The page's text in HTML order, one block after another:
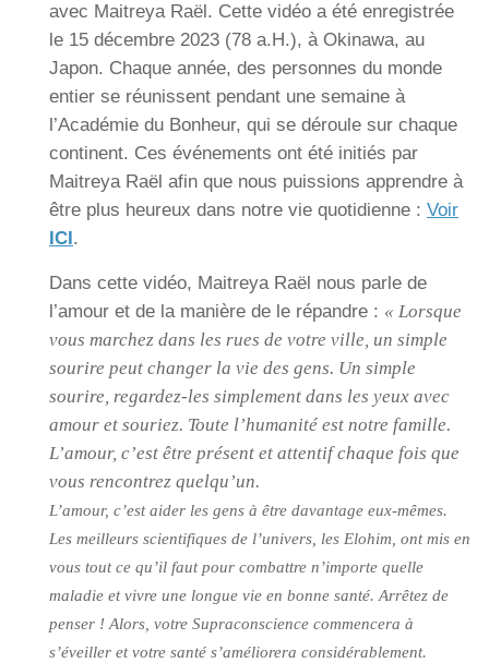
avec Maitreya Raël. Cette vidéo a été enregistrée
le 15 décembre 2023 (78 a.H.), à Okinawa, au
Japon. Chaque année, des personnes du monde
entier se réunissent pendant une semaine à
l’Académie du Bonheur, qui se déroule sur chaque
continent. Ces événements ont été initiés par
Maitreya Raël afin que nous puissions apprendre à
être plus heureux dans notre vie quotidienne : Voir
ICI .
Dans cette vidéo, Maitreya Raël nous parle de
l’amour et de la manière de le répandre : « Lorsque
vous marchez dans les rues de votre ville, un simple
sourire peut changer la vie des gens. Un simple
sourire, regardez-les simplement dans les yeux avec
amour et souriez. Toute l’humanité est notre famille.
L’amour, c’est être présent et attentif chaque fois que
vous rencontrez quelqu’un.
L’amour, c’est aider les gens à être davantage eux-mêmes.
Les meilleurs scientifiques de l’univers, les Elohim, ont mis en
vous tout ce qu’il faut pour combattre n’importe quelle
maladie et vivre une longue vie en bonne santé. Arrêtez de
penser ! Alors, votre Supraconscience commencera à
s’éveiller et votre santé s’améliorera considérablement.